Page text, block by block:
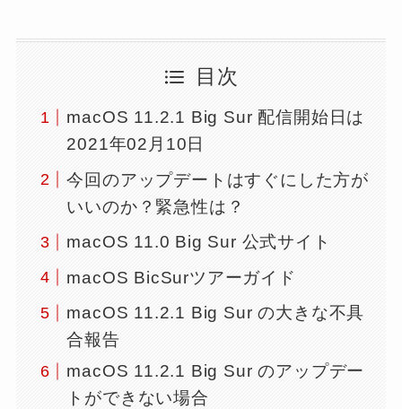
目次
macOS 11.2.1 Big Sur 配信開始日は
2021年02月10日
今回のアップデートはすぐにした方が
いいのか？緊急性は？
macOS 11.0 Big Sur 公式サイト
macOS BicSurツアーガイド
macOS 11.2.1 Big Sur の大きな不具
合報告
macOS 11.2.1 Big Sur のアップデー
トができない場合